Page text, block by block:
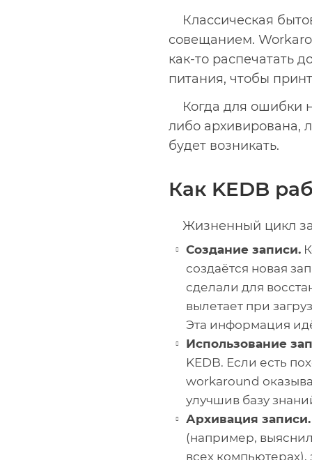
Классическая
совещанием.
как-то распечатать
питания, чтобы
Когда для ошибки
либо архивирована,
будет возникать.
Как KEDB
Жизненный цикл
Создание записи.
создаётся новая
сделали для
вылетает при
Эта информация
Использование
KEDB. Если есть
workaround
улучшив базу
Архивация записи.
(например,
всех